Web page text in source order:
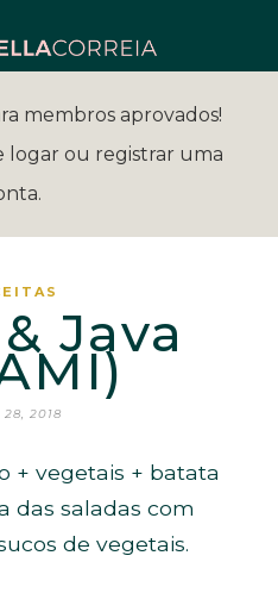
membros aprovados!
logar ou registrar uma
Java
28, 2018
+ vegetais + batata
das saladas com
de vegetais.